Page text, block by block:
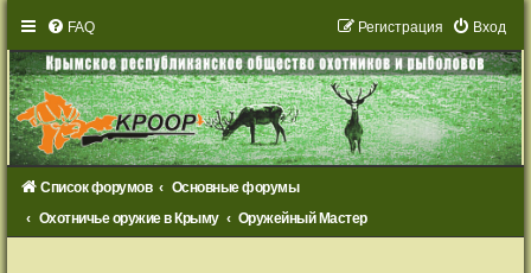
FAQ Вход
Регистрация
Список форумов
Основные форумы
Охотничье оружие в Крыму
Оружейный Мастер